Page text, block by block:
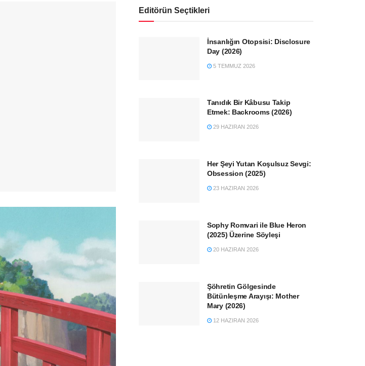
Editörün Seçtikleri
İnsanlığın Otopsisi: Disclosure
Day (2026)
5 TEMMUZ 2026
Tanıdık Bir Kâbusu Takip
Etmek: Backrooms (2026)
29 HAZIRAN 2026
Her Şeyi Yutan Koşulsuz Sevgi:
Obsession (2025)
23 HAZIRAN 2026
Sophy Romvari ile Blue Heron
(2025) Üzerine Söyleşi
20 HAZIRAN 2026
Şöhretin Gölgesinde
Bütünleşme Arayışı: Mother
Mary (2026)
12 HAZIRAN 2026